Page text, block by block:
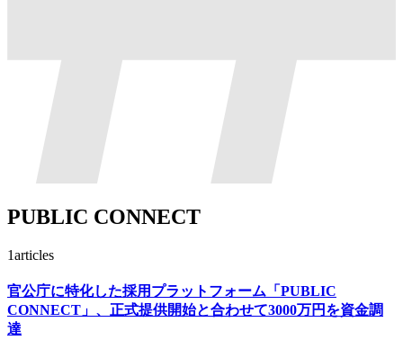
PUBLIC CONNECT
1articles
官公庁に特化した採用プラットフォーム「PUBLIC
CONNECT」、正式提供開始と合わせて3000万円を資金調
達